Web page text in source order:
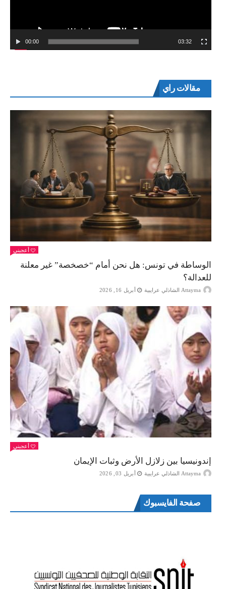
00:00 03:32
مقالات راي
أعجبني
الوساطة في تونس: هل نحن أمام “خصخصة” غير معلنة
للعدالة؟
Attayma الشاذلي عرايبية أبريل 16, 2026
أعجبني
إندونيسيا بين زلازل الأرض وثبات الإيمان
Attayma الشاذلي عرايبية أبريل 03, 2026
صفحة الفايسبوك